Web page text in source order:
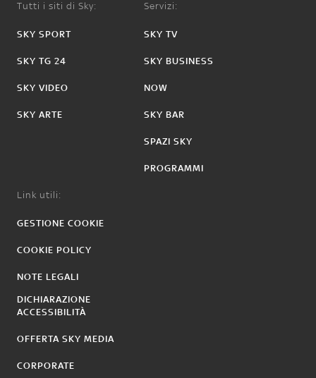
Tutti i siti di Sky:
SKY SPORT
SKY TG 24
SKY VIDEO
SKY ARTE
Servizi:
SKY TV
SKY BUSINESS
NOW
SKY BAR
SPAZI SKY
PROGRAMMI
Link utili:
GESTIONE COOKIE
COOKIE POLICY
NOTE LEGALI
DICHIARAZIONE
ACCESSIBILITÀ
OFFERTA SKY MEDIA
CORPORATE